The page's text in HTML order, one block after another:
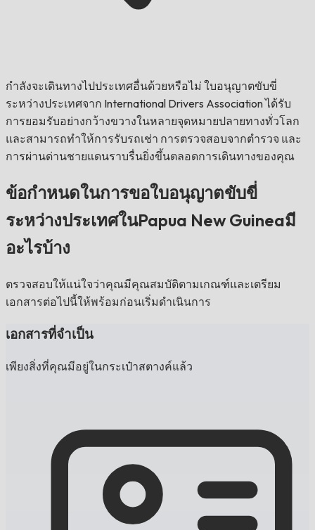
กำลังจะเดินทางไปประเทศอื่นด้วยหรือไม่ ใบอนุญาตขับขี่
ระหว่างประเทศจาก International Drivers Association ได้รับ
การยอมรับอย่างกว้างขวางในหลายจุดหมายปลายทางทั่วโลก
และสามารถทำให้การรับรถเช่า การตรวจสอบจากตำรวจ และ
การผ่านด่านชายแดนราบรื่นยิ่งขึ้นตลอดการเดินทางของคุณ
ข้อกำหนดในการขอใบอนุญาตขับขี่
ระหว่างประเทศในPapua New Guineaมี
อะไรบ้าง
ตรวจสอบให้แน่ใจว่าคุณมีคุณสมบัติตามเกณฑ์และเตรียม
เอกสารต่อไปนี้ให้พร้อมก่อนเริ่มดำเนินการ
เอกสารที่จำเป็น
เพียงสิ่งที่คุณมีอยู่ในกระเป๋าสตางค์แล้ว